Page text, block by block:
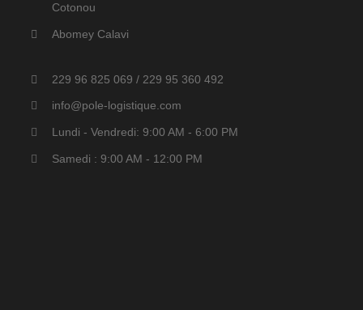
Cotonou
Abomey Calavi
229 96 825 069 / 229 95 360 492
info@pole-logistique.com
Lundi - Vendredi: 9:00 AM - 6:00 PM
Samedi : 9:00 AM - 12:00 PM